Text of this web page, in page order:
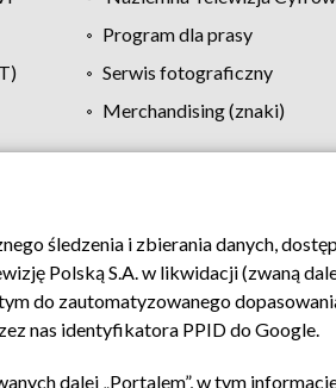
Program dla prasy
Serwis fotograficzny
Merchandising (znaki)
Pomoc Biuro reklamy Kontakt
śledzenia i zbierania danych,
Polską S.A. w likwidacji (zwaną
do zautomatyzowanego
nas identyfikatora PPID do Google.
dalej „Portalem”, w tym